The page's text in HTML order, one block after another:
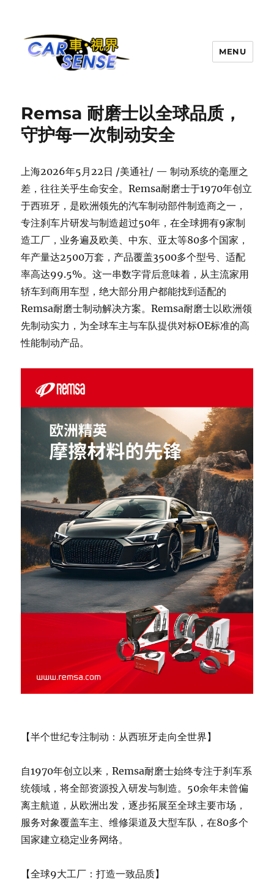
MENU
Remsa ‌耐磨士以全球品质，
守护每一次制动安全
上海2026年5月22日 /美通社/ — 制动系统的毫厘之
差，往往关乎生命安全。Remsa耐磨士于1970年创立
于西班牙，是欧洲领先的汽车制动部件制造商之一，
专注刹车片研发与制造超过50年，在全球拥有9家制
造工厂，业务遍及欧美、中东、亚太等80多个国家，
年产量达2500万套，产品覆盖3500多个型号、适配
率高达99.5%。这一串数字背后意味着，从主流家用
轿车到商用车型，绝大部分用户都能找到适配的
Remsa耐磨士制动解决方案。Remsa耐磨士以欧洲领
先制动实力，为全球车主与车队提供对标OE标准的高
性能制动产品。
【半个世纪专注制动：从西班牙走向全世界】
自1970年创立以来，Remsa耐磨士始终专注于刹车系
统领域，将全部资源投入研发与制造。50余年未曾偏
离主航道，从欧洲出发，逐步拓展至全球主要市场，
服务对象覆盖车主、维修渠道及大型车队，在80多个
国家建立稳定业务网络。
【全球9大工厂：打造一致品质】